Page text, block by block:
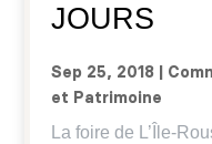
JOURS
Sep 25, 2018
et Patrimoine
La foire de L’Île-